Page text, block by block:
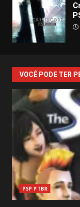
VOCÊ PODE TER
PSP PTBR